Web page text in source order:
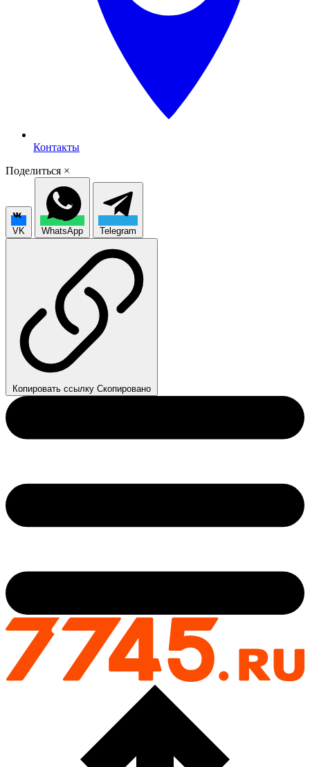
Контакты
Поделиться ×
VK WhatsApp Telegram
Копировать ссылку Скопировано